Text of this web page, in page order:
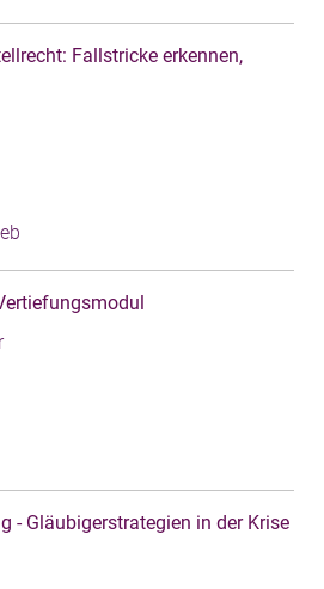
Fallstricke erkennen,
- Gläubigerstrategien in der Krise